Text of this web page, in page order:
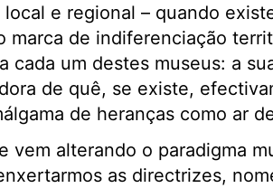
e regional – quando
marca de indiferenciação
cada um destes museus: a
de quê, se existe,
de heranças como ar
vem alterando o paradigma
as directrizes,